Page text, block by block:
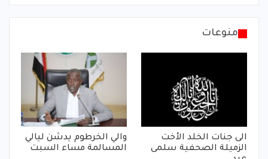
منوعات
الى جنات الخلد الأخت
الزميلة الصحفية سلمى
والي الخرطوم يدشن ليالي
المسالمة مساء السبت